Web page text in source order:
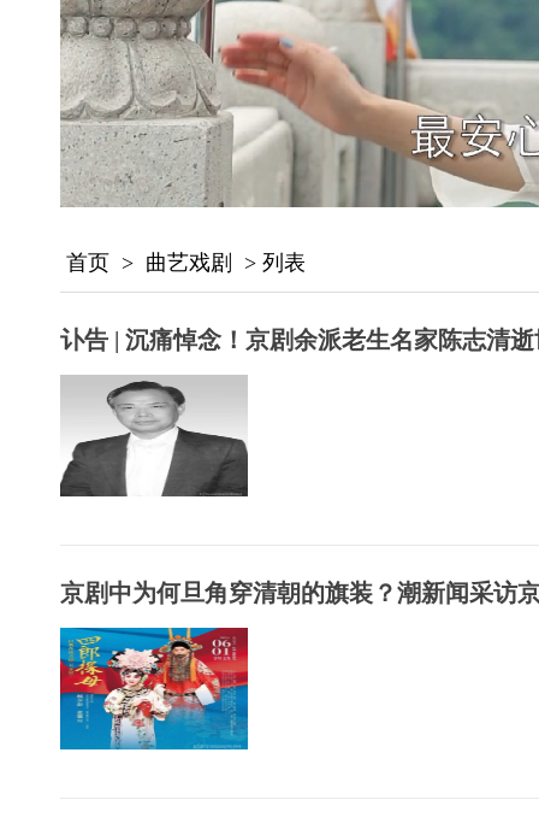
首页 > 曲艺戏剧 > 列表
讣告 | 沉痛悼念！京剧余派老生名家陈志清
京剧中为何旦角穿清朝的旗装？潮新闻采访